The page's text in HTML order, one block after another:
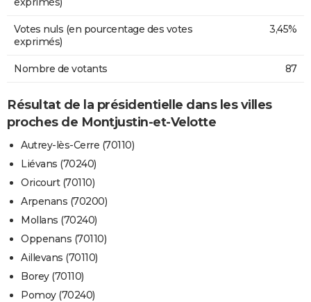
Votes nuls (en pourcentage des votes
exprimés)
3,45%
Nombre de votants 87
Résultat de la présidentielle dans les villes
proches de Montjustin-et-Velotte
Autrey-lès-Cerre (70110)
Liévans (70240)
Oricourt (70110)
Arpenans (70200)
Mollans (70240)
Oppenans (70110)
Aillevans (70110)
Borey (70110)
Pomoy (70240)